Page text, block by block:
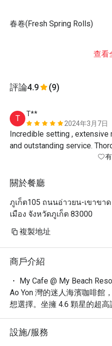
春卷(Fresh Spring Rolls)
查看
評論4.9 (9)
T
T**
2024年3月7日
Incredible setting , extensive
and outstanding service.
關於餐廳
ภูเก็ต105 ถนนอ่าวยน-เขาขา
เมือง จังหวัดภูเก็ต 83000
複製地址
商戶介紹
・ My Cafe @ My Beach
Ao Yon 灣的迷人海濱咖啡館
想選擇。坐擁 4.6 顆星的超
同推薦。
・ 這裡提供精緻的餐點，更
的絕佳地點。顧客讚譽有加
設施/服務